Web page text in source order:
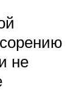
не